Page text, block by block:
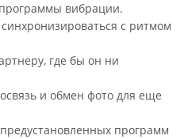
вибрации.
с ритмом
где бы он ни
и обмен фото для еще
программ